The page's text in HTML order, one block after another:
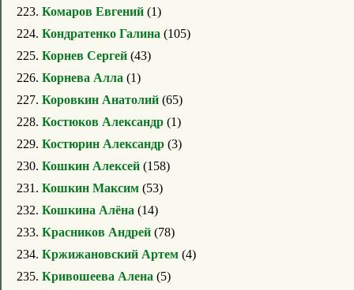
223. Комаров Евгений (1)
224. Кондратенко Галина (105)
225. Корнев Сергей (43)
226. Корнева Алла (1)
227. Коровкин Анатолий (65)
228. Костюков Александр (1)
229. Костюрин Александр (3)
230. Кошкин Алексей (158)
231. Кошкин Максим (53)
232. Кошкина Алёна (14)
233. Красников Андрей (78)
234. Кржижановский Артем (4)
235. Кривошеева Алена (5)